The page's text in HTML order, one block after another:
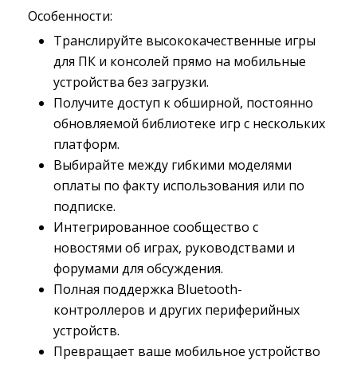
Особенности:
Транслируйте высококачественные игры
для ПК и консолей прямо на мобильные
устройства без загрузки.
Получите доступ к обширной, постоянно
обновляемой библиотеке игр с нескольких
платформ.
Выбирайте между гибкими моделями
оплаты по факту использования или по
подписке.
Интегрированное сообщество с
новостями об играх, руководствами и
форумами для обсуждения.
Полная поддержка Bluetooth-
контроллеров и других периферийных
устройств.
Превращает ваше мобильное устройство